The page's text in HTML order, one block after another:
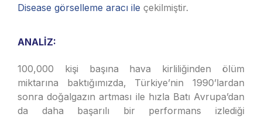
Disease görselleme aracı ile çekilmiştir.
ANALİZ:
100,000 kişi başına hava kirliliğinden ölüm
miktarına baktığımızda, Türkiye’nin 1990’lardan
sonra doğalgazın artması ile hızla Batı Avrupa’dan
da daha başarılı bir performans izlediği